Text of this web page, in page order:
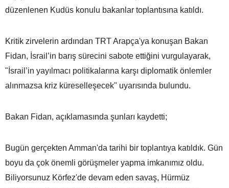
düzenlenen Kudüs konulu bakanlar toplantısına katıldı.
Kritik zirvelerin ardından TRT Arapça'ya konuşan Bakan
Fidan, İsrail’in barış sürecini sabote ettiğini vurgulayarak,
"İsrail’in yayılmacı politikalarına karşı diplomatik önlemler
alınmazsa kriz küreselleşecek" uyarısında bulundu.
Bakan Fidan, açıklamasında şunları kaydetti;
Bugün gerçekten Amman'da tarihi bir toplantıya katıldık. Gün
boyu da çok önemli görüşmeler yapma imkanımız oldu.
Biliyorsunuz Körfez'de devam eden savaş, Hürmüz